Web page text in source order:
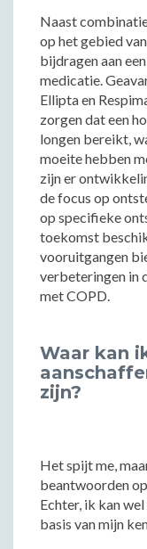
Naast
op het gebied
bijdragen aan
medicatie.
Ellipta en
zorgen dat een
longen bereikt,
moeite hebben
zijn er
de focus op
op specifieke
toekomst
vooruitgangen
verbeteringen in
met COPD.
Waar kan
zijn?
Het spijt me,
beantwoorden
Echter, ik kan
basis van mijn